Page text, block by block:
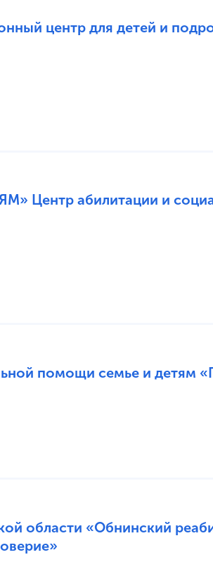
центр для детей и
Центр абилитации и
помощи семье и детям
области «Обнинский